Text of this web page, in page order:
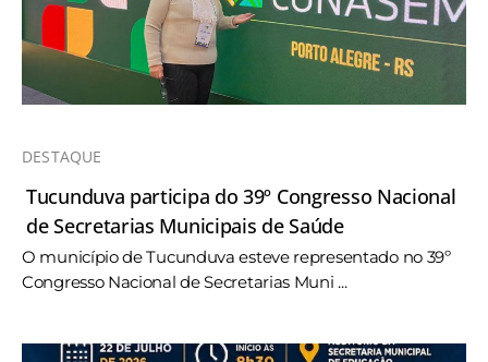
DESTAQUE
Tucunduva participa do 39º Congresso Nacional
de Secretarias Municipais de Saúde
O município de Tucunduva esteve representado no 39º
Congresso Nacional de Secretarias Muni ...